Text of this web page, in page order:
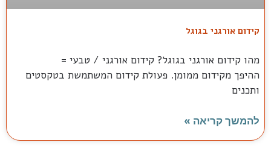
קידום אורגני בגוגל
מהו קידום אורגני בגוגל? קידום אורגני / טבעי =
ההיפך מקידום ממומן. פעולת קידום המשתמשת בטקסטים
ותכנים
להמשך קריאה »